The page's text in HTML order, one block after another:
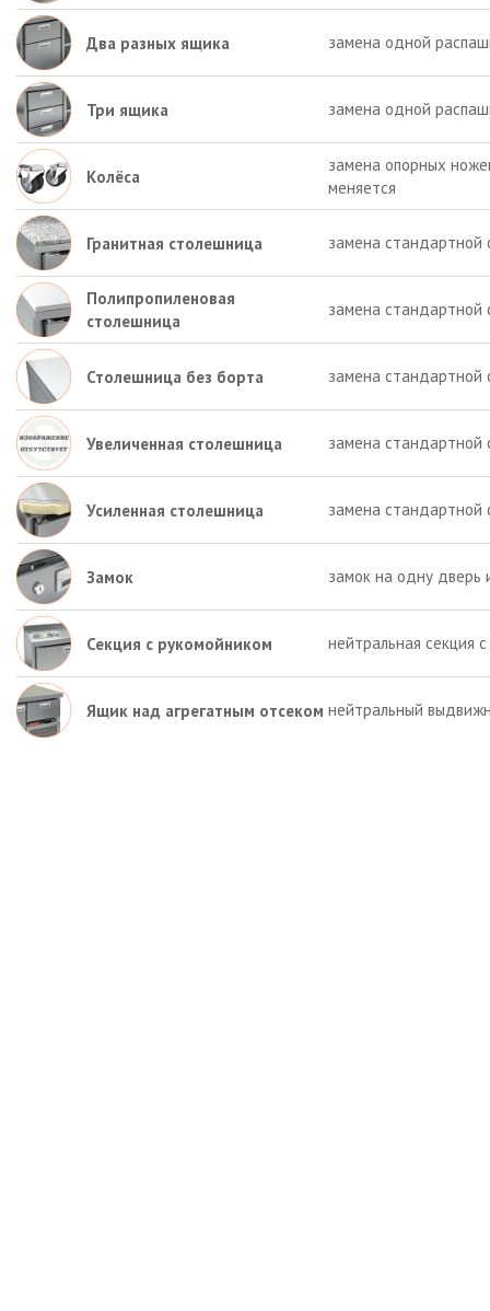
Два разных ящика замена одной
Три ящика замена одной
Колёса
замена опорных
меняется
Гранитная столешница замена стандартной
Полипропиленовая
столешница
замена стандартной
Столешница без борта замена стандартной
Увеличенная столешница замена стандартной
Усиленная столешница замена стандартной
Замок замок на одну дверь
Секция с рукомойником нейтральная секция
Ящик над агрегатным отсеком нейтральный